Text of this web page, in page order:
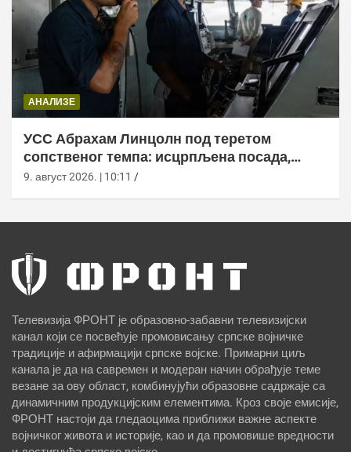
АНАЛИЗЕ
УСС Абрахам Линцолн под теретом
сопственог темпа: исцрпљена посада,
проблеми са снабдевањем и пад морала
9. август 2026. | 10:11
Телевизија ФРОНТ је образовно-забавни телевизијски
канал који се посвећује промовисању српске војничке
традиције и афирмацији српске војске. Примарни циљ
канала је да на савремен и модеран начин обрађује теме
везане за ову област, комбинујући образовне садржаје са
динамичним продукцијским елементима. Кроз своје емисије,
ФРОНТ настоји да гледаоцима приближи важне аспекте
војничког живота и историје, као и да промовише вредности